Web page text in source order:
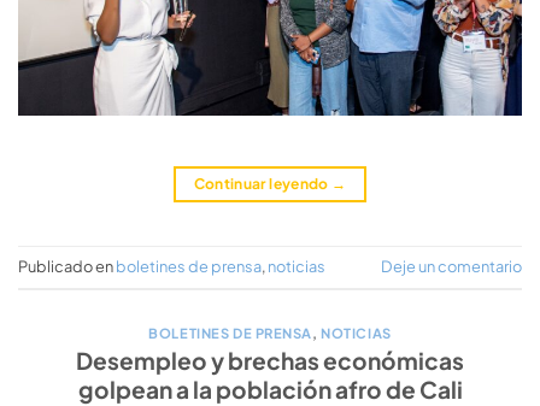
Continuar leyendo →
Publicado enboletines de prensa, noticias Deje un comentario
BOLETINES DE PRENSA ,NOTICIAS
Desempleo y brechas económicas
golpean a la población afro de Cali